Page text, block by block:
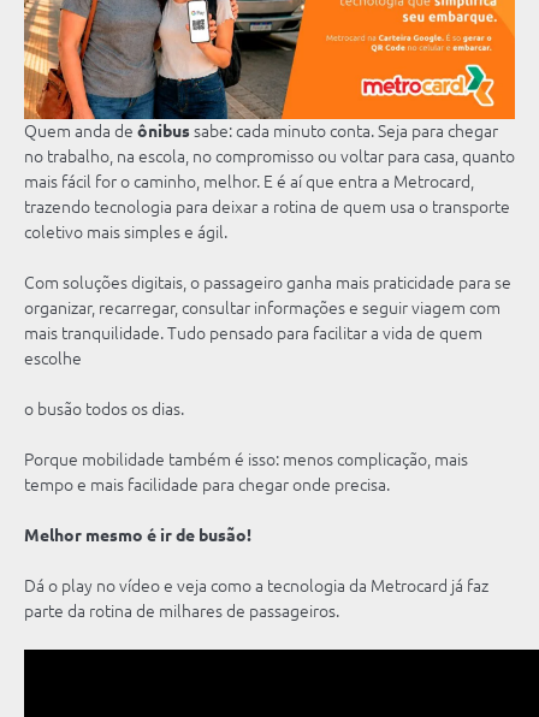
Quem anda de ônibussabe: cada minuto conta. Seja para chegar
no trabalho, na escola, no compromisso ou voltar para casa, quanto
mais fácil for o caminho, melhor. E é aí que entra a Metrocard,
trazendo tecnologia para deixar a rotina de quem usa o transporte
coletivo mais simples e ágil.
Com soluções digitais, o passageiro ganha mais praticidade para se
organizar, recarregar, consultar informações e seguir viagem com
mais tranquilidade. Tudo pensado para facilitar a vida de quem
escolhe
o busão todos os dias.
Porque mobilidade também é isso: menos complicação, mais
tempo e mais facilidade para chegar onde precisa.
Melhor mesmo é ir de busão!
Dá o play no vídeo e veja como a tecnologia da Metrocard já faz
parte da rotina de milhares de passageiros.